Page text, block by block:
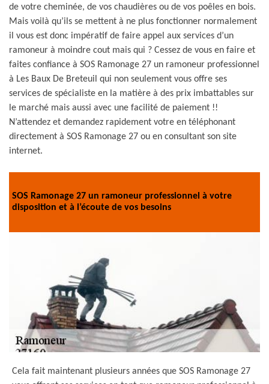
de votre cheminée, de vos chaudières ou de vos poêles en bois.
Mais voilà qu’ils se mettent à ne plus fonctionner normalement
il vous est donc impératif de faire appel aux services d’un
ramoneur à moindre cout mais qui ? Cessez de vous en faire et
faites confiance à SOS Ramonage 27 un ramoneur professionnel
à Les Baux De Breteuil qui non seulement vous offre ses
services de spécialiste en la matière à des prix imbattables sur
le marché mais aussi avec une facilité de paiement !!
N’attendez et demandez rapidement votre en téléphonant
directement à SOS Ramonage 27 ou en consultant son site
internet.
SOS Ramonage 27 un ramoneur professionnel à votre
disposition et à l’écoute de vos besoins
Cela fait maintenant plusieurs années que SOS Ramonage 27